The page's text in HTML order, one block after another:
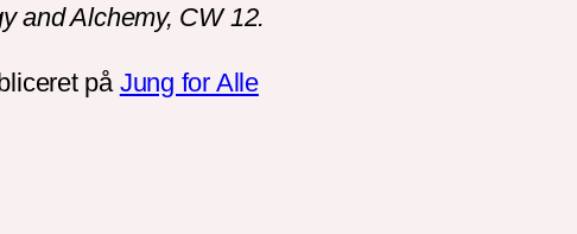
and Alchemy, CW 12.
på Jung for Alle